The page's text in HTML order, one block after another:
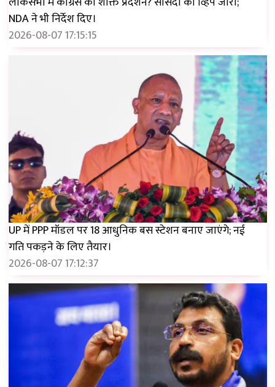
NDA ने भी निर्देश दिए।
2026-08-07 17:15:15
UP में PPP मॉडल पर 18 आधुनिक बस स्टेशन बनाए जाएंगे; नई
गति पकड़ने के लिए तैयार।
2026-08-07 17:12:37